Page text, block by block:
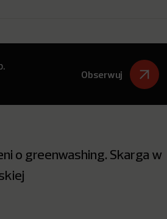
Obserwuj
o greenwashing. Skarga w